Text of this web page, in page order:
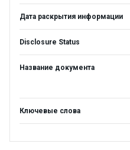
Дата раскрытия информации
Disclosure Status
Название документа
Ключевые слова